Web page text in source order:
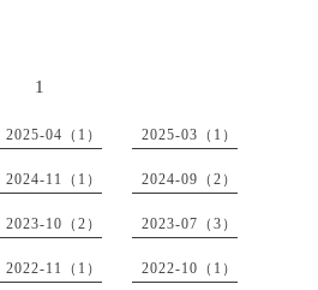
1
2025-04（1） 2025-03（1）
2024-11（1） 2024-09（2）
2023-10（2） 2023-07（3）
2022-11（1） 2022-10（1）